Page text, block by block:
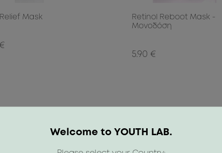
Relief Mask
Retinol Reboot Mask -
Μονοδόση
5.90 €
Welcome to YOUTH LAB.